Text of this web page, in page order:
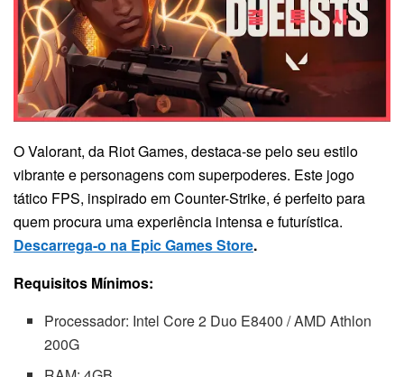
O Valorant, da Riot Games, destaca-se pelo seu estilo
vibrante e personagens com superpoderes. Este jogo
tático FPS, inspirado em Counter-Strike, é perfeito para
quem procura uma experiência intensa e futurística.
Descarrega-o na Epic Games Store.
Requisitos Mínimos:
Processador: Intel Core 2 Duo E8400 / AMD Athlon
200G